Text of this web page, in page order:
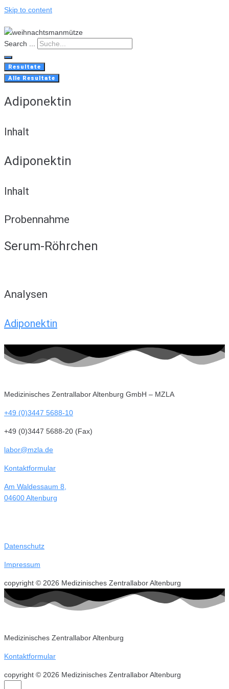
Skip to content
Search ...
Resultate
Alle Resultate
Adiponektin
Inhalt
Adiponektin
Inhalt
Probennahme
Serum-Röhrchen
Analysen
Adiponektin
Medizinisches Zentrallabor Altenburg GmbH – MZLA
+49 (0)3447 5688-10
+49 (0)3447 5688-20 (Fax)
labor@mzla.de
Kontaktformular
Am Waldessaum 8,
04600 Altenburg
Datenschutz
Impressum
copyright © 2026 Medizinisches Zentrallabor Altenburg
Medizinisches Zentrallabor Altenburg
Kontaktformular
copyright © 2026 Medizinisches Zentrallabor Altenburg